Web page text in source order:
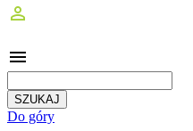
perm_identity
menu
Do góry